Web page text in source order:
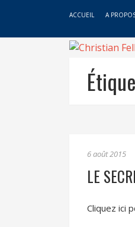
ACCUEIL A
6 août 2015
LE
Cliquez ici